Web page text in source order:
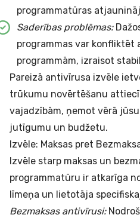
programmatūras
Saderības problēmas:
programmas var konfliktēt
programmām, izraisot
Pareizā antivīrusa izvēle
trūkumu novērtēšanu
vajadzībām, ņemot vērā
jutīgumu un budžetu.
Izvēle: Maksas pret
Izvēle starp maksas un
programmatūru ir atkarīga
līmeņa un lietotāja
Bezmaksas antivīrusi: